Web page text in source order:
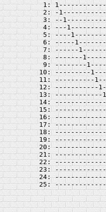
1:
2: -
3: --
4: ---
5: ----
6: -----
7: ------
8: -------
9: --------
10: ---------
11: ----------
12: -----------
13: ------------
14:
15:
16:
17:
18:
19:
20:
21:
22:
23:
24: